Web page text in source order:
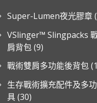
Super-Lumen夜光膠章
VSlinger™ Slingpacks
肩背包(9)
戰術雙肩多功能後背包
生存戰術擴充配件及多
具(30)